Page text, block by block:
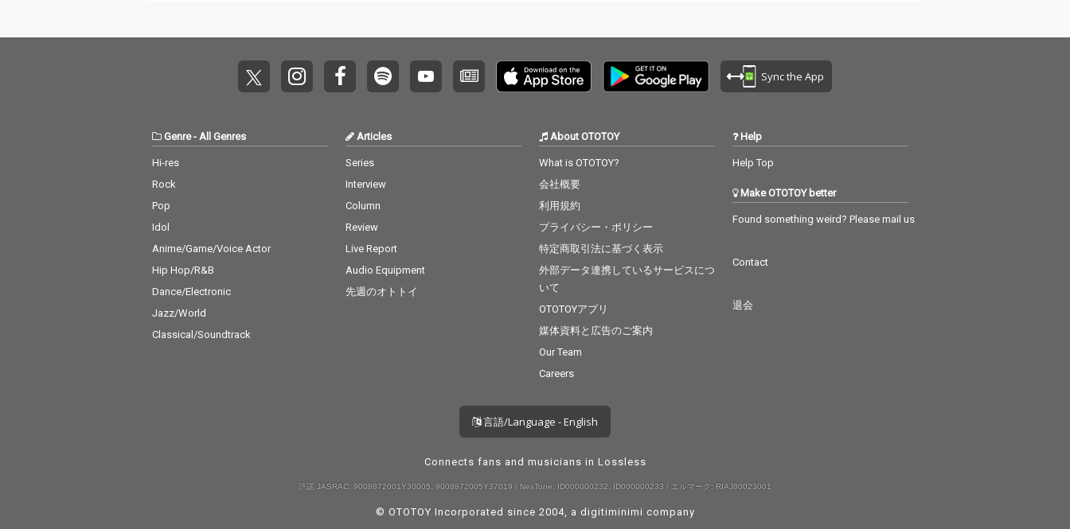
Sync the App
Genre- All Genres
Hi-res
Rock
Pop
Idol
Anime/Game/Voice Actor
Hip Hop/R&B
Dance/Electronic
Jazz/World
Classical/Soundtrack
Articles
Series
Interview
Column
Review
Live Report
Audio Equipment
先週のオトトイ
About OTOTOY
What is OTOTOY?
会社概要
利用規約
プライバシー・ポリシー
特定商取引法に基づく表示
外部データ連携しているサービスにつ
いて
OTOTOYアプリ
媒体資料と広告のご案内
Our Team
Careers
Help
Help Top
Make OTOTOY better
Found something weird? Please mail us
Contact
退会
言語/Language - English
Connects fans and musicians in Lossless
許諾 JASRAC: 9008872001Y30005, 9008872005Y37019 / NexTone: ID000000232, ID000000233 / エルマーク: RIAJ80023001
© OTOTOY Incorporated since 2004, a digitiminimi company